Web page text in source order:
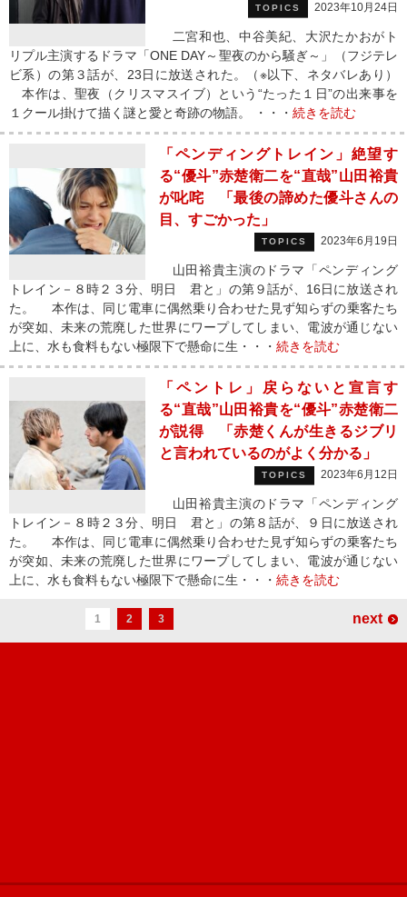
TOPICS 2023年10月24日
二宮和也、中谷美紀、大沢たかおがト
リプル主演するドラマ「ONE DAY～聖夜のから騒ぎ～」（フジテレ
ビ系）の第３話が、23日に放送された。（※以下、ネタバレあり）
本作は、聖夜（クリスマスイブ）という“たった１日”の出来事を
１クール掛けて描く謎と愛と奇跡の物語。 ・・・ 続きを読む
「ペンディングトレイン」絶望す
る“優斗”赤楚衛二を“直哉”山田裕貴
が叱咤 「最後の諦めた優斗さんの
目、すごかった」
TOPICS 2023年6月19日
山田裕貴主演のドラマ「ペンディング
トレイン－８時２３分、明日 君と」の第９話が、16日に放送され
た。 本作は、同じ電車に偶然乗り合わせた見ず知らずの乗客たち
が突如、未来の荒廃した世界にワープしてしまい、電波が通じない
上に、水も食料もない極限下で懸命に生・・・ 続きを読む
「ペントレ」戻らないと宣言す
る“直哉”山田裕貴を“優斗”赤楚衛二
が説得 「赤楚くんが生きるジブリ
と言われているのがよく分かる」
TOPICS 2023年6月12日
山田裕貴主演のドラマ「ペンディング
トレイン－８時２３分、明日 君と」の第８話が、９日に放送され
た。 本作は、同じ電車に偶然乗り合わせた見ず知らずの乗客たち
が突如、未来の荒廃した世界にワープしてしまい、電波が通じない
上に、水も食料もない極限下で懸命に生・・・ 続きを読む
1 2 3 next